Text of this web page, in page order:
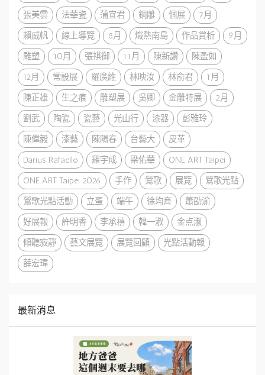
張美雲
法華瓷 蒲宜君 銅雕 個展
7月
賴威帆
線上導覽 8月 熾熱南島 作品賞析
9月
雕塑
10月 張祺御 11月 陳新讚
陳盈如
12月
常設展 羅廣維 林映汝 林俞君
1月
陳正雄
生之痕 雕塑展 吳卿 金雕特展
2月
劉武
陶瓷 瓷藝 光山行 漆器
彭雅玲
陳偉毅
漆藝 陳陽春 台藝大
皮革
Darius Rafaello
羅宇成 梁佑華
ONE ART Taipei
ONE ART Taipei 2026
手作 鶯歌 展覽
鶯歌光點
鶯歌光點活動
立蛋 端午 徐均育
蕭劭渝
好展報
許明香 李承禧 韓一淑
金点淑
傾聽寂靜
藝文展覽 展覽回顧
光點活動報
薛宏瑋
最新消息